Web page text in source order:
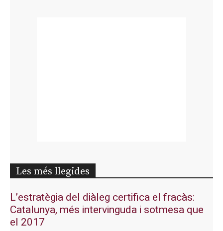
Les més llegides
L’estratègia del diàleg certifica el fracàs:
Catalunya, més intervinguda i sotmesa que
el 2017